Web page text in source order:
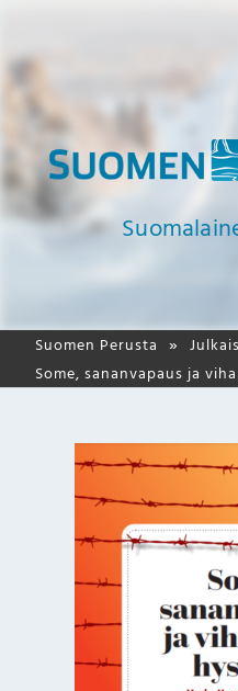
Suomen Perusta
Some, sananvapaus ja